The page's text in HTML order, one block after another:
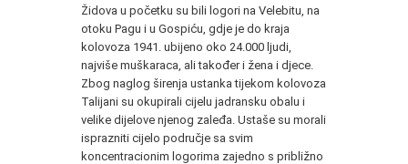
Židova u početku su bili logori na Velebitu, na
otoku Pagu i u Gospiću, gdje je do kraja
kolovoza 1941. ubijeno oko 24.000 ljudi,
najviše muškaraca, ali također i žena i djece.
Zbog naglog širenja ustanka tijekom kolovoza
Talijani su okupirali cijelu jadransku obalu i
velike dijelove njenog zaleđa. Ustaše su morali
isprazniti cijelo područje sa svim
koncentracionim logorima zajedno s približno